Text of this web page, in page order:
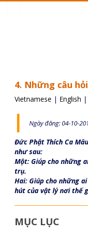
4. Những câu
Vietnamese | English |
Ngày đăng: 04-10-
Đức Phật Thích Ca
như sau:
Một: Giúp cho những
trụ.
Hai: Giúp cho những
hút của vật lý nơi thế
MỤC LỤC